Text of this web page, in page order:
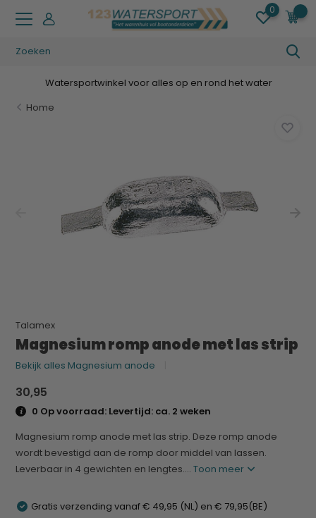
0
Watersportwinkel voor alles op en rond het water
Home
Talamex
Magnesium romp anode met las strip
Bekijk alles Magnesium anode
30,95
0 Op voorraad: Levertijd: ca. 2 weken
Magnesium romp anode met las strip. Deze romp anode
wordt bevestigd aan de romp door middel van lassen.
Leverbaar in 4 gewichten en lengtes....Toon meer
Gratis verzending vanaf € 49,95 (NL) en € 79,95(BE)